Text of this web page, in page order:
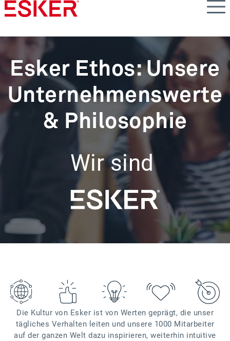
Skip
to
content
Esker Ethos: Unsere
Unternehmenswerte
& Philosophie
Wir sind
Die Kultur von Esker ist von Werten geprägt, die unser
tägliches Verhalten leiten und unsere 1000 Mitarbeiter
auf der ganzen Welt dazu inspirieren, weiterhin intuitive